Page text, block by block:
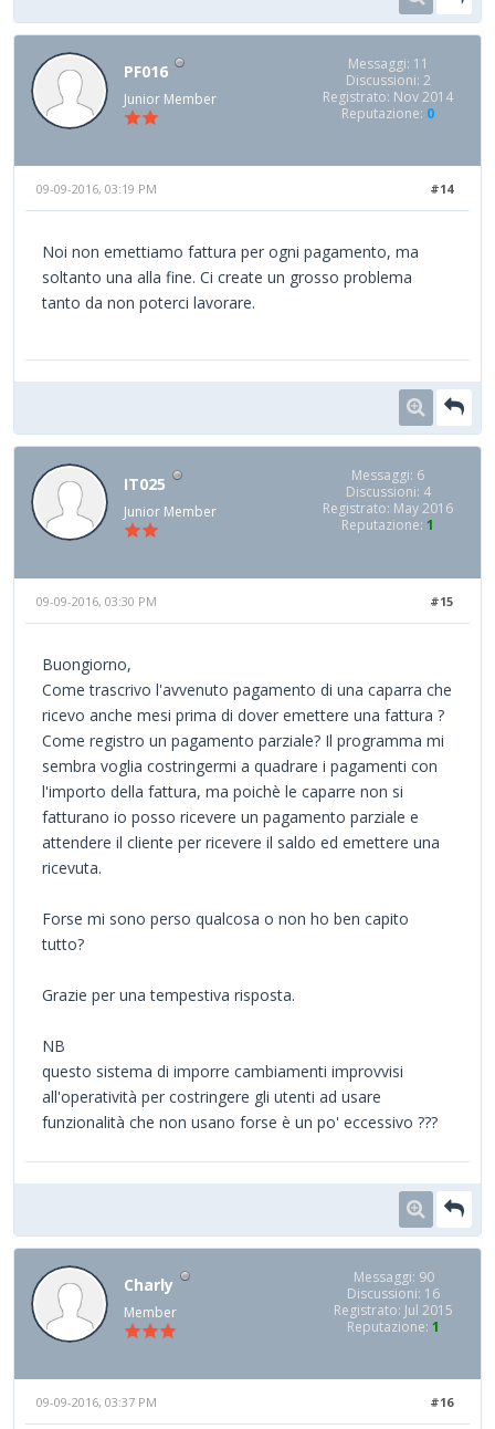
PF016
Junior Member
Messaggi: 11
Discussioni: 2
Registrato: Nov 2014
Reputazione: 0
#14
09-09-2016, 03:19 PM
Noi non emettiamo fattura per ogni pagamento, ma
soltanto una alla fine. Ci create un grosso problema
tanto da non poterci lavorare.
IT025
Junior Member
Messaggi: 6
Discussioni: 4
Registrato: May 2016
Reputazione: 1
#15
09-09-2016, 03:30 PM
Buongiorno,
Come trascrivo l'avvenuto pagamento di una caparra che
ricevo anche mesi prima di dover emettere una fattura ?
Come registro un pagamento parziale? Il programma mi
sembra voglia costringermi a quadrare i pagamenti con
l'importo della fattura, ma poichè le caparre non si
fatturano io posso ricevere un pagamento parziale e
attendere il cliente per ricevere il saldo ed emettere una
ricevuta.
Forse mi sono perso qualcosa o non ho ben capito
tutto?
Grazie per una tempestiva risposta.
NB
questo sistema di imporre cambiamenti improvvisi
all'operatività per costringere gli utenti ad usare
funzionalità che non usano forse è un po' eccessivo ???
Charly
Member
Messaggi: 90
Discussioni: 16
Registrato: Jul 2015
Reputazione: 1
#16
09-09-2016, 03:37 PM